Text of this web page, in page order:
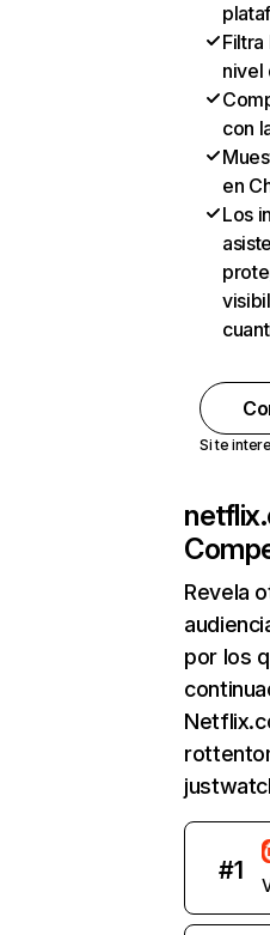
nivel
con
en
Los
Si te
Revela
por los
#1